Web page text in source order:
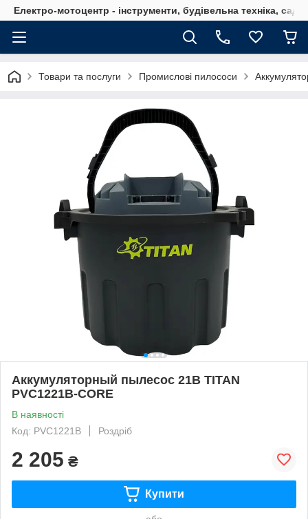
Електро-мотоцентр - інструменти, будівельна техніка,
Товари та послуги Промислові пилососи
Аккумуляторный пылесос 21В TITAN
PVC1221B-CORE
В наявності
Код: PVC1221B
Роздріб
2 205 ₴
Купити